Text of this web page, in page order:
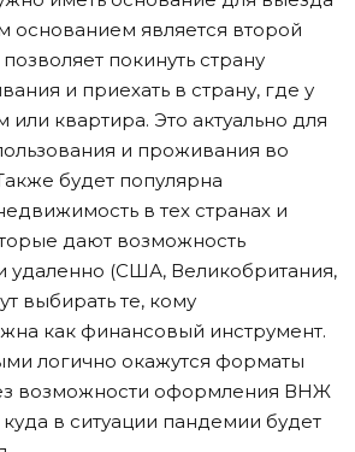
основанием является второй
покинуть страну
и приехать в страну, где у
или квартира. Это актуально для
и проживания во
будет популярна
в тех странах и
дают возможность
удаленно (США, Великобритания,
выбирать те, кому
как финансовый инструмент.
логично окажутся форматы
возможности оформления ВНЖ
в ситуации пандемии будет